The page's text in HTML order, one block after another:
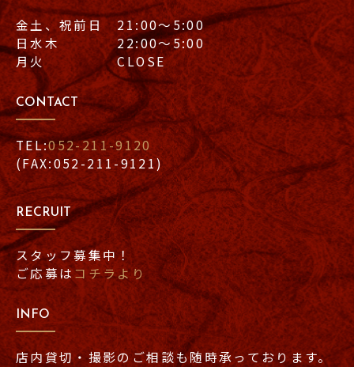
金土、祝前日 21:00〜5:00
日水木 22:00〜5:00
月火 CLOSE
CONTACT
TEL:052-211-9120
(FAX:052-211-9121)
RECRUIT
スタッフ募集中！
ご応募はコチラより
INFO
店内貸切・撮影のご相談も随時承っております。